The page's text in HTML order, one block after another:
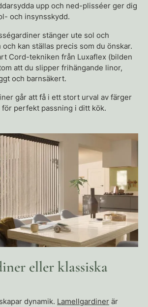
upp och ned-plisséer ger dig
och insynsskydd.
stänger ute sol och
kan ställas precis som du önskar.
Cord-tekniken från Luxaflex (bilden
att du slipper frihängande linor,
och barnsäkert.
går att få i ett stort urval av färger
för perfekt passning i ditt kök.
eller klassiska
dynamik. Lamellgardiner är